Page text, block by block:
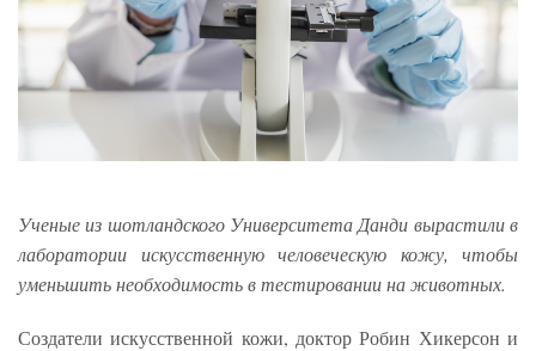
Ученые из шотландского Университета Данди вырастили в
лаборатории искусственную человеческую кожу, чтобы
уменьшить необходимость в тестировании на животных.
Создатели искусственной кожи, доктор Робин Хикерсон и